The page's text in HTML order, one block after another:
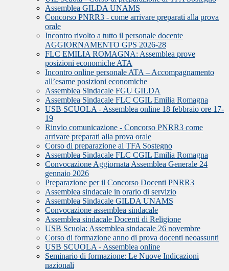
Assemblea GILDA UNAMS
Concorso PNRR3 - come arrivare preparati alla prova
orale
Incontro rivolto a tutto il personale docente
AGGIORNAMENTO GPS 2026-28
FLC EMILIA ROMAGNA: Assemblea prove
posizioni economiche ATA
Incontro online personale ATA – Accompagnamento
all’esame posizioni economiche
Assemblea Sindacale FGU GILDA
Assemblea Sindacale FLC CGIL Emilia Romagna
USB SCUOLA - Assemblea online 18 febbraio ore 17-
19
Rinvio comunicazione - Concorso PNRR3 come
arrivare preparati alla prova orale
Corso di preparazione al TFA Sostegno
Assemblea Sindacale FLC CGIL Emilia Romagna
Convocazione Aggiornata Assemblea Generale 24
gennaio 2026
Preparazione per il Concorso Docenti PNRR3
Assemblea sindacale in orario di servizio
Assemblea Sindacale GILDA UNAMS
Convocazione assemblea sindacale
Assemblea sindacale Docenti di Religione
USB Scuola: Assemblea sindacale 26 novembre
Corso di formazione anno di prova docenti neoassunti
USB SCUOLA - Assemblea online
Seminario di formazione: Le Nuove Indicazioni
nazionali